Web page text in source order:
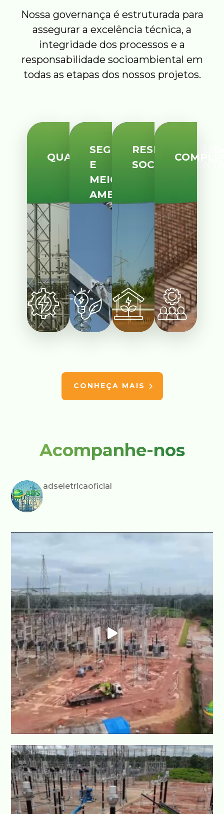
Nossa governança é estruturada para
assegurar a excelência técnica, a
integridade dos processos e a
responsabilidade socioambiental em
todas as etapas dos nossos projetos.
QUALIDADE
SEGURANÇA
E
MEIO
AMBIENTE
CONHEÇA MAIS
Acompanhe-nos
adseletricaoficial